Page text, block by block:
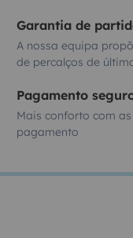
Garantia de
A nossa equipa
de percalços de
Pagamento
Mais conforto com
pagamento